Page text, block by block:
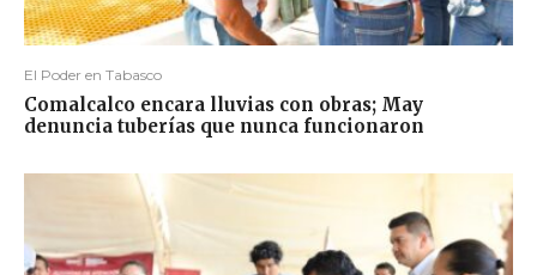
El Poder en Tabasco
Comalcalco encara lluvias con obras; May
denuncia tuberías que nunca funcionaron